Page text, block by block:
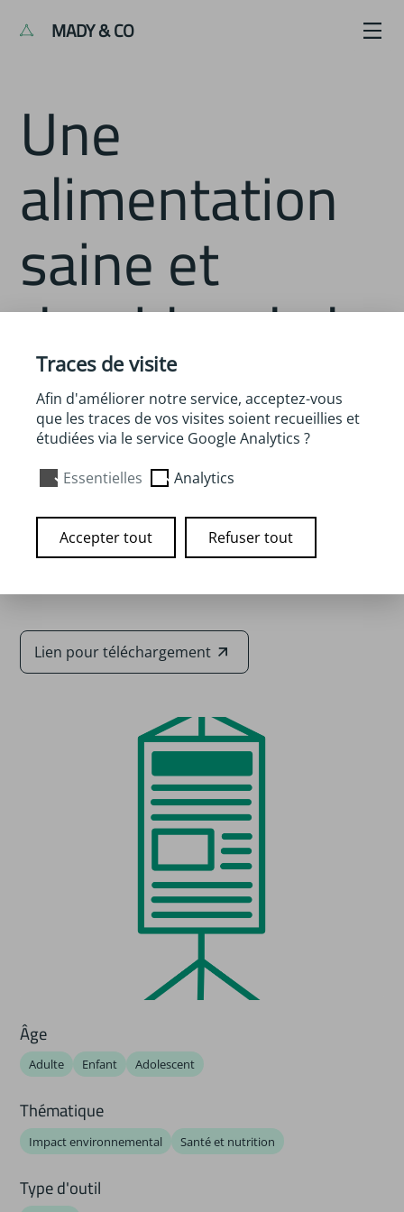
MADY & CO
Une
alimentation
saine et
durable : de la
science à
l'assiette
Auteur :Yogurt in nutrition
Disponibilité :À télécharger en ligne
Lien pour téléchargement
Âge
Adulte Enfant Adolescent
Thématique
Impact environnemental Santé et nutrition
Type d'outil
Traces de visite
Afin d'améliorer notre service, acceptez-vous
que les traces de vos visites soient recueillies et
étudiées via le service Google Analytics ?
Essentielles
Analytics
Accepter tout Refuser tout